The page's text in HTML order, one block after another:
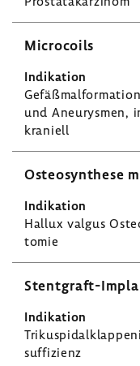
Micro­coils
und Aneu­rysmen,
kra­niell
Osteo­syn­these
Hallux valgus
tomie
Stentgraft-​
suf­fi­zienz